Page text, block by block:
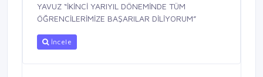
YAVUZ “İKİNCİ YARIYIL DÖNEMİNDE TÜM
ÖĞRENCİLERİMİZE BAŞARILAR DİLİYORUM”
İncele